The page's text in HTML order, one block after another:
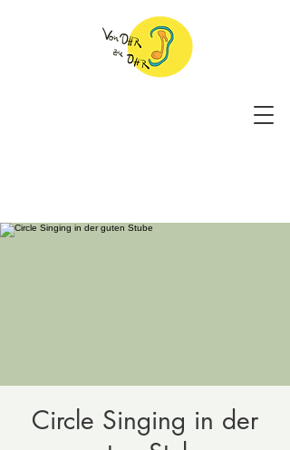
Circle Singing in der